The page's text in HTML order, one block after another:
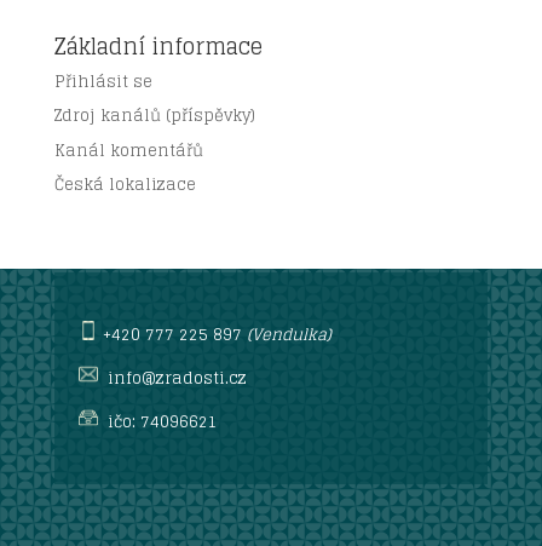
Základní informace
Přihlásit se
Zdroj kanálů (příspěvky)
Kanál komentářů
Česká lokalizace
+420 777 225 897 (Vendulka)
info@zradosti.cz
ičo: 74096621